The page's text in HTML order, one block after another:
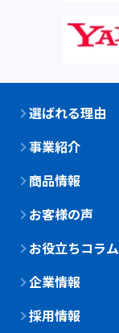
選ばれる理由
事業紹介
商品情報
お客様の声
お役立ちコラム
企業情報
採用情報